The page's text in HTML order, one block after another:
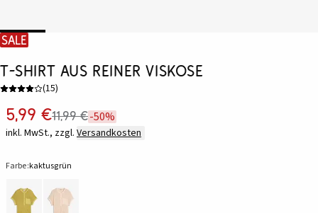
SALE
T-Shirt aus reiner Viskose
(15)
5,99 €11,99 €-50%
inkl. MwSt., zzgl. Versandkosten
Farbe:kaktusgrün